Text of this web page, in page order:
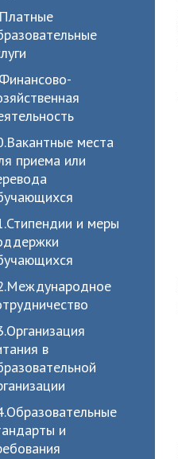
места
приема или
и меры
в
и